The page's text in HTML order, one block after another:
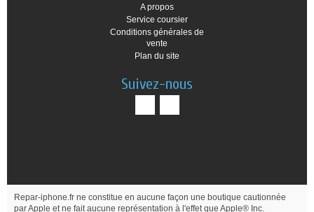
A propos
Service coursier
Conditions générales de
vente
Plan du site
Suivez-nous
Repar-iphone.fr ne constitue en aucune façon une boutique cautionnée
par Apple et ne fait aucune représentation à l'effet que Apple® Inc.